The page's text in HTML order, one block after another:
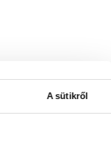
A sütikről